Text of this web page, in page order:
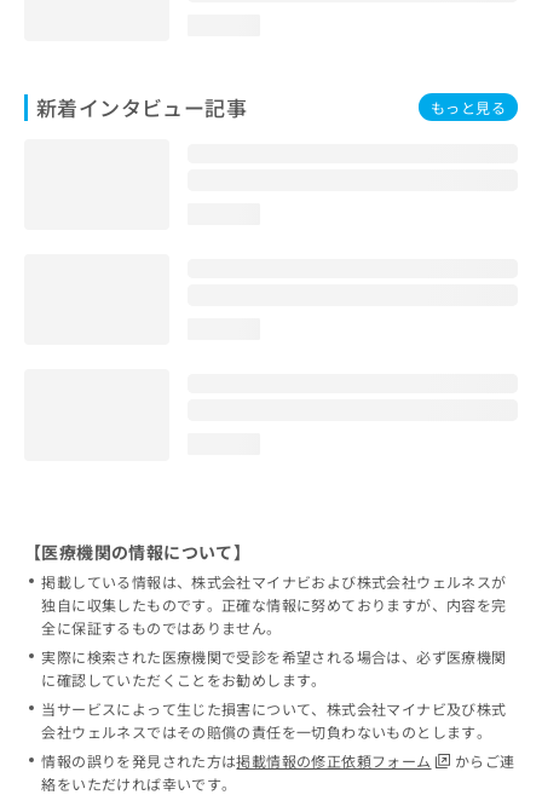
新着インタビュー記事 もっと見る
【医療機関の情報について】
掲載している情報は、株式会社マイナビおよび株式会社ウェルネスが
独自に収集したものです。正確な情報に努めておりますが、内容を完
全に保証するものではありません。
実際に検索された医療機関で受診を希望される場合は、必ず医療機関
に確認していただくことをお勧めします。
当サービスによって生じた損害について、株式会社マイナビ及び株式
会社ウェルネスではその賠償の責任を一切負わないものとします。
情報の誤りを発見された方は掲載情報の修正依頼フォーム
からご連
絡をいただければ幸いです。